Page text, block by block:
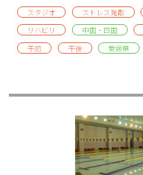
スタジオ
ストレス発散
リハビリ
中国・四国
午前
午後 愛媛県